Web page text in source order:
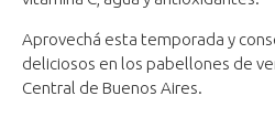
Aprovechá esta temporada y
deliciosos en los pabellones de
Central de Buenos Aires.